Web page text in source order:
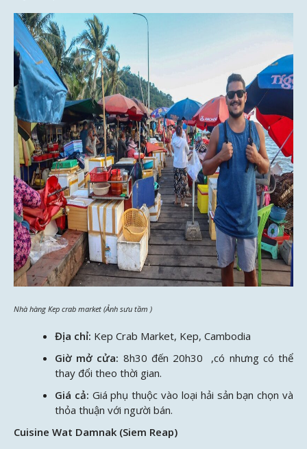
Nhà hàng Kep crab market (Ảnh sưu tầm )
Địa chỉ: Kep Crab Market, Kep, Cambodia
Giờ mở cửa: 8h30 đến 20h30 ,có nhưng có thể
thay đổi theo thời gian.
Giá cả: Giá phụ thuộc vào loại hải sản bạn chọn và
thỏa thuận với người bán.
Cuisine Wat Damnak (Siem Reap)